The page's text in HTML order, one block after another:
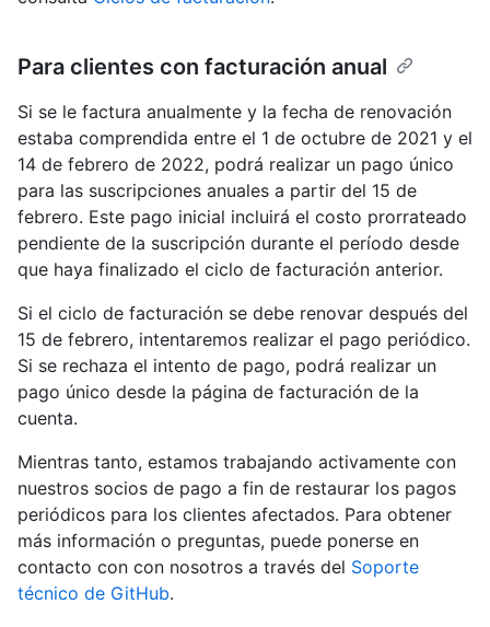
Para clientes con facturación anual
Si se le factura anualmente y la fecha de renovación
estaba comprendida entre el 1 de octubre de 2021 y el
14 de febrero de 2022, podrá realizar un pago único
para las suscripciones anuales a partir del 15 de
febrero. Este pago inicial incluirá el costo prorrateado
pendiente de la suscripción durante el período desde
que haya finalizado el ciclo de facturación anterior.
Si el ciclo de facturación se debe renovar después del
15 de febrero, intentaremos realizar el pago periódico.
Si se rechaza el intento de pago, podrá realizar un
pago único desde la página de facturación de la
cuenta.
Mientras tanto, estamos trabajando activamente con
nuestros socios de pago a fin de restaurar los pagos
periódicos para los clientes afectados. Para obtener
más información o preguntas, puede ponerse en
contacto con con nosotros a través del Soporte
técnico de GitHub.